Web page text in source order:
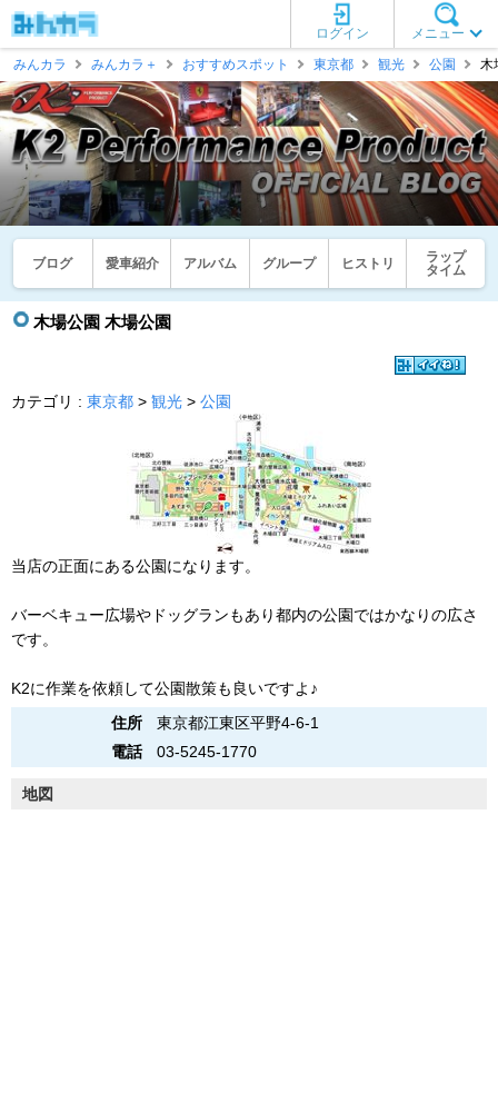
メニュー
ログイン
みんカラ
みんカラ＋ おすすめスポット 東京都 観光 公園 木
ブログ 愛車紹介 アルバム グループ ヒストリ
ラップ
タイム
木場公園 木場公園
カテゴリ : 東京都 > 観光 > 公園
当店の正面にある公園になります。
バーベキュー広場やドッグランもあり都内の公園ではかなりの広さ
です。
K2に作業を依頼して公園散策も良いですよ♪
住所
東京都江東区平野4-6-1
電話
03-5245-1770
地図